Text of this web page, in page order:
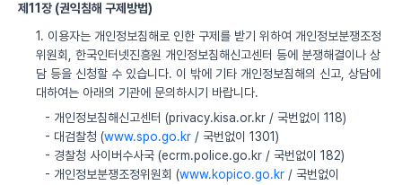
제11장 (권익침해 구제방법)
1. 이용자는 개인정보침해로 인한 구제를 받기 위하여 개인정보분쟁조정
위원회, 한국인터넷진흥원 개인정보침해신고센터 등에 분쟁해결이나 상
담 등을 신청할 수 있습니다. 이 밖에 기타 개인정보침해의 신고, 상담에
대하여는 아래의 기관에 문의하시기 바랍니다.
- 개인정보침해신고센터 (privacy.kisa.or.kr / 국번없이 118)
- 대검찰청 (www.spo.go.kr / 국번없이 1301)
- 경찰청 사이버수사국 (ecrm.police.go.kr / 국번없이 182)
- 개인정보분쟁조정위원회 (www.kopico.go.kr / 국번없이